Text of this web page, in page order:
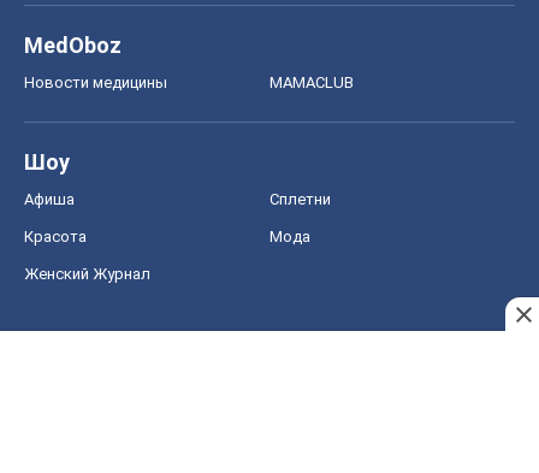
MedOboz
Новости медицины MAMACLUB
Шоу
Афиша Сплетни
Красота Мода
Женский Журнал